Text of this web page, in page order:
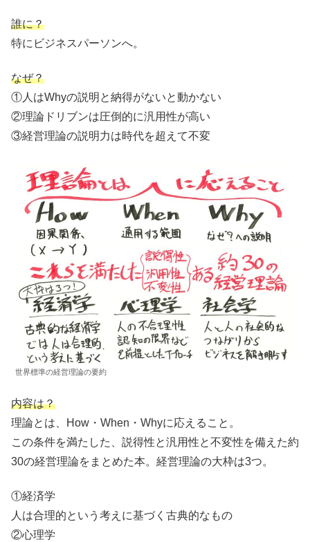
誰に？
特にビジネスパーソンへ。
なぜ？
①人はWhyの説明と納得がないと動かない
②理論ドリブンは圧倒的に汎用性が高い
③経営理論の説明力は時代を超えて不変
世界標準の経営理論の要約
内容は？
理論とは、How・When・Whyに応えること。
この条件を満たした、説得性と汎用性と不変性を備えた約
30の経営理論をまとめた本。経営理論の大枠は3つ。
①経済学
人は合理的という考えに基づく古典的なもの
②心理学